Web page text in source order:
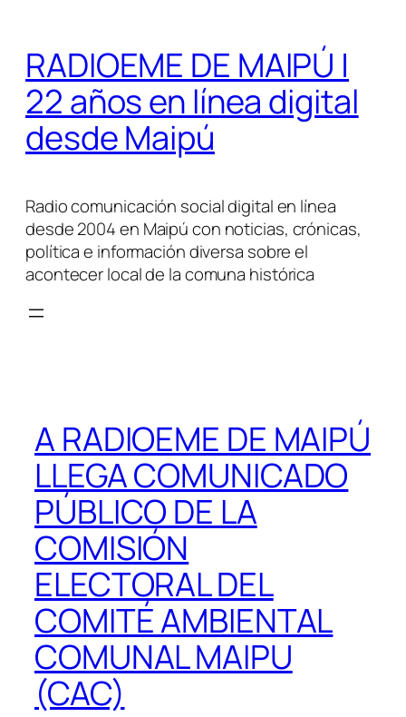
contenido
RADIOEME DE MAIPÚ |
22 años en línea digital
desde Maipú
Radio comunicación social digital en línea
desde 2004 en Maipú con noticias, crónicas,
política e información diversa sobre el
acontecer local de la comuna histórica
A RADIOEME DE MAIPÚ
LLEGA COMUNICADO
PÚBLICO DE LA
COMISIÓN
ELECTORAL DEL
COMITÉ AMBIENTAL
COMUNAL MAIPU
(CAC)